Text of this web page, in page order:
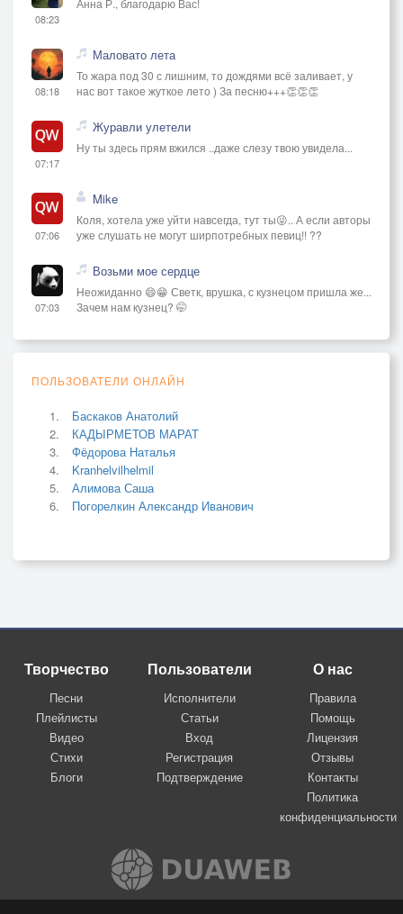
08:23
08:18
Маловато лета
То жара под 30 с лишним, то дождями всё заливает, у
нас вот такое жуткое лето ) За песню+++👏👏👏
07:17
Журавли улетели
Ну ты здесь прям вжился ..даже слезу твою увидела...
07:06
Mike
Коля, хотела уже уйти навсегда, тут ты😜.. А если авторы
уже слушать не могут ширпотребных певиц!! ??
07:03
Возьми мое сердце
Неожиданно 😄😁 Светк, врушка, с кузнецом пришла же...
Зачем нам кузнец? 🤭
ПОЛЬЗОВАТЕЛИ ОНЛАЙН
Баскаков Анатолий
КАДЫРМЕТОВ МАРАТ
Фёдорова Наталья
Kranhelvilhelmil
Алимова Саша
Погорелкин Александр Иванович
Творчество
Песни
Плейлисты
Видео
Стихи
Блоги
Пользователи
Исполнители
Статьи
Вход
Регистрация
Подтверждение
О нас
Правила
Помощь
Лицензия
Отзывы
Контакты
Политика
конфиденциальности